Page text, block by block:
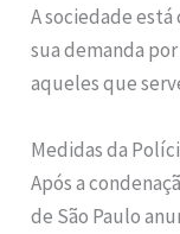
A sociedade
sua demanda
aqueles que
Medidas da
Após a
de São Paulo